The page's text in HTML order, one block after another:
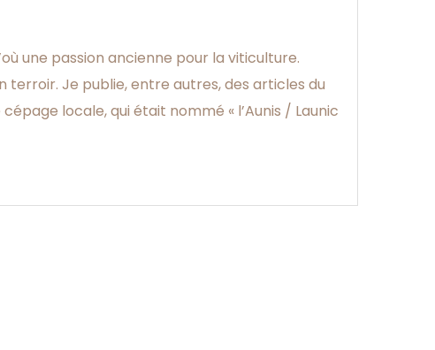
une passion ancienne pour la viticulture.
terroir. Je publie, entre autres, des articles du
locale, qui était nommé « l’Aunis / Launic